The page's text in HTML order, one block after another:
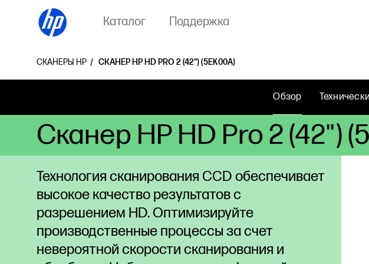
Каталог Поддержка
СКАНЕРЫ HP СКАНЕР HP HD PRO 2 (42") (5EK00A)
Обзор
Сканер HP HD Pro 2 (42")
Технология сканирования CCD обеспечивает
высокое качество результатов с
разрешением HD. Оптимизируйте
производственные процессы за счет
невероятной скорости сканирования и